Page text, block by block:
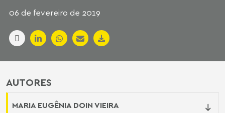
06 de fevereiro de 2019
AUTORES
MARIA EUGÊNIA DOIN VIEIRA